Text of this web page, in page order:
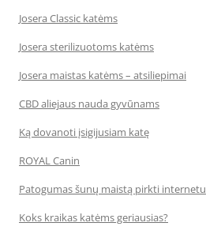
Josera Classic katėms
Josera sterilizuotoms katėms
Josera maistas katėms – atsiliepimai
CBD aliejaus nauda gyvūnams
Ką dovanoti įsigijusiam katę
ROYAL Canin
Patogumas šunų maistą pirkti internetu
Koks kraikas katėms geriausias?